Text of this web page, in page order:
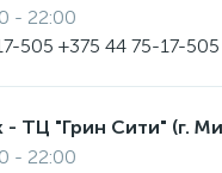
- 22:00
505 +375 44 75-17-505
- ТЦ "Грин Сити" (г.
- 22:00